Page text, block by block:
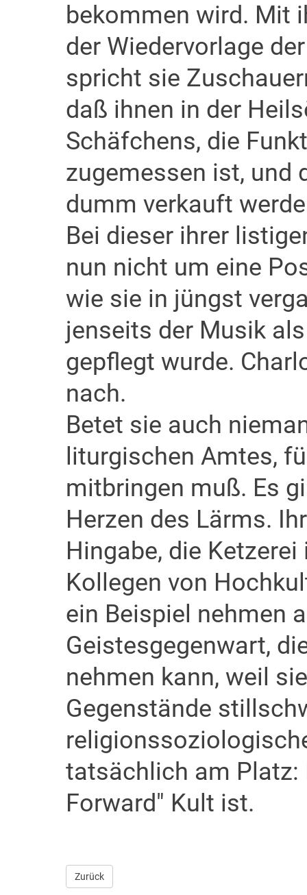
bekommen wird. Mit
der Wiedervorlage
spricht sie
daß ihnen in der
Schäfchens, die
zugemessen ist, und
dumm verkauft
Bei dieser ihrer
nun nicht um eine
wie sie in jüngst
jenseits der Musik
gepflegt wurde.
nach.
Betet sie auch
liturgischen Amtes,
mitbringen muß. Es
Herzen des Lärms.
Hingabe, die
Kollegen von
ein Beispiel nehmen
Geistesgegenwart,
nehmen kann, weil
Gegenstände
tatsächlich am Platz:
Forward" Kult ist.
Zurück